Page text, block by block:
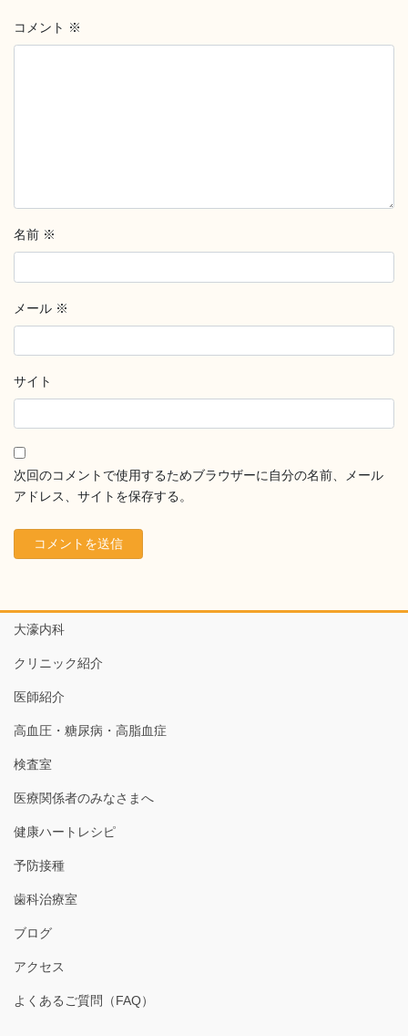
コメント ※
名前 ※
メール ※
サイト
次回のコメントで使用するためブラウザーに自分の名前、メール
アドレス、サイトを保存する。
大濠内科
クリニック紹介
医師紹介
高血圧・糖尿病・高脂血症
検査室
医療関係者のみなさまへ
健康ハートレシピ
予防接種
歯科治療室
ブログ
アクセス
よくあるご質問（FAQ）